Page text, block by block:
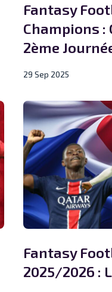
Fantasy
Champions :
2ème
29 Sep 2025
Fantasy
2025/2026 :